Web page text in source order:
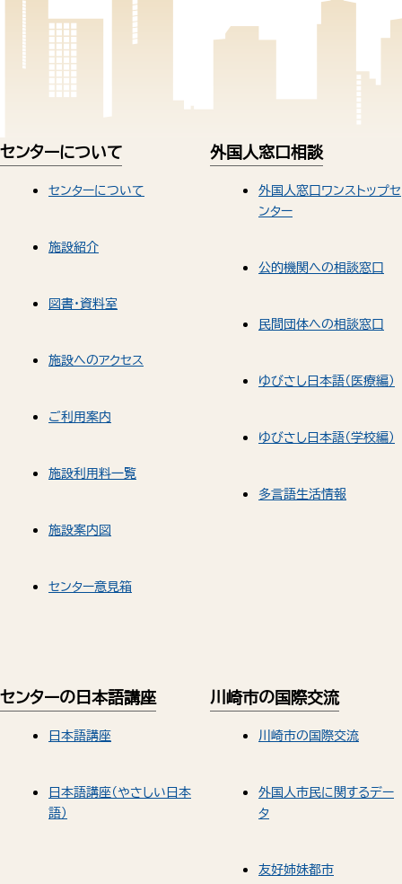
センターについて
センターについて
施設紹介
図書・資料室
施設へのアクセス
ご利用案内
施設利用料一覧
施設案内図
センター意見箱
外国人窓口相談
外国人窓口ワンストップセ
ンター
公的機関への相談窓口
民間団体への相談窓口
ゆびさし日本語（医療編）
ゆびさし日本語（学校編）
多言語生活情報
センターの日本語講座
日本語講座
日本語講座（やさしい日本
語）
川崎市の国際交流
川崎市の国際交流
外国人市民に関するデー
タ
友好姉妹都市